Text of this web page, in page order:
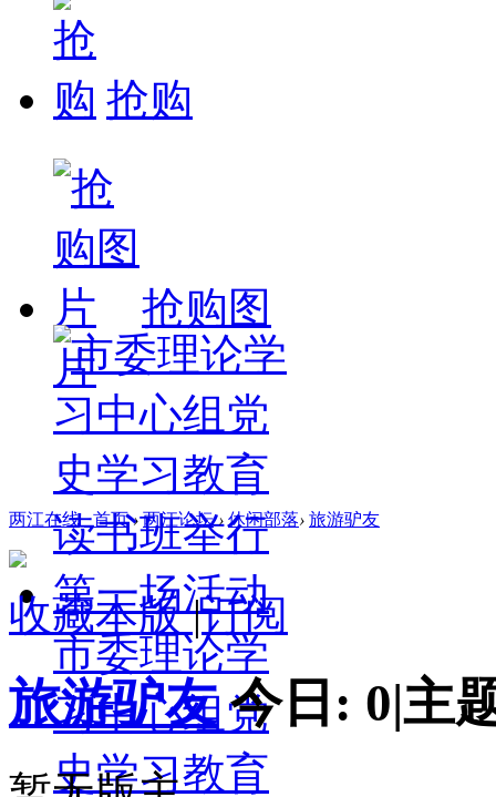
抢购
抢购图
片
市委理论学
习中心组党
史学习教育
两江在线 首页 › 两江论坛 › 休闲部落› 旅游驴友
收藏本版|订阅
旅游驴友 今日: 0|主